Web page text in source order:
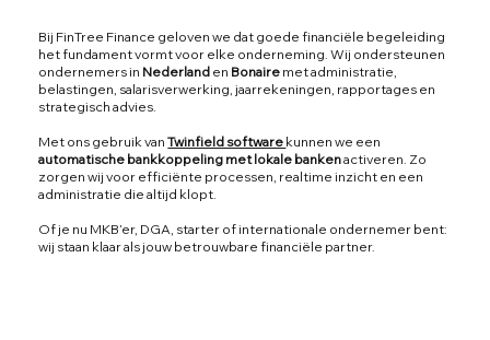
Bij FinTree Finance geloven we dat goede financiële begeleiding
het fundament vormt voor elke onderneming. Wij ondersteunen
ondernemers in Nederland en Bonaire met administratie,
belastingen, salarisverwerking, jaarrekeningen, rapportages en
strategisch advies.
Met ons gebruik vanTwinfield software kunnen we een
automatische bankkoppeling met lokale bankenactiveren. Zo
zorgen wij voor efficiënte processen, realtime inzicht en een
administratie die altijd klopt.
Of je nu MKB’er, DGA, starter of internationale ondernemer bent:
wij staan klaar als jouw betrouwbare financiële partner.